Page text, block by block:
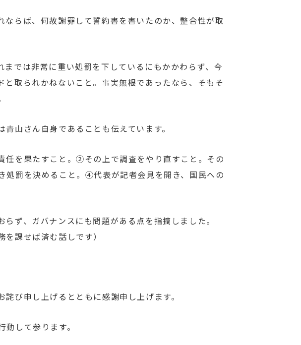
らば、何故謝罪して誓約書を書いたのか、整合性が取
では非常に重い処罰を下しているにもかかわらず、今
取られかねないこと。事実無根であったなら、そもそ
山さん自身であることも伝えています。
を果たすこと。②その上で調査をやり直すこと。その
罰を決めること。④代表が記者会見を開き、国民への
ず、ガバナンスにも問題がある点を指摘しました。
課せば済む話しです）
び申し上げるとともに感謝申し上げます。
して参ります。